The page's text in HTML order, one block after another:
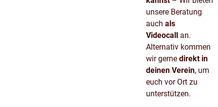
unsere Beratung
auch als
Videocall an.
Alternativ kommen
wir gerne direkt in
deinen Verein, um
euch vor Ort zu
unterstützen.